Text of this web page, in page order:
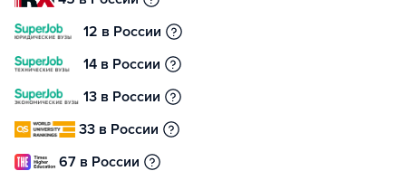
12 в России
14 в России
13 в России
33 в России
67 в России